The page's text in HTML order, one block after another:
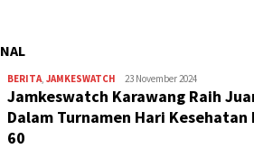
BERITA, JAMKESWATCH Kontributor
Karawang
23 November 2024
Jamkeswatch Karawang Raih
Dalam Turnamen Hari Kesehatan
60